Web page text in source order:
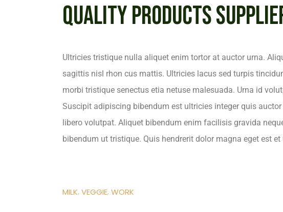
QUALITY PRODUCTS
Ultricies tristique nulla aliquet enim tortor at auctor urna.
sagittis nisl rhon cus mattis. Ultricies lacus sed turpis
morbi tristique senectus etia netuse malesuada. Urna id
Suscipit adipiscing bibendum est ultricies integer quis
libero volutpat. Aliquet bibendum enim facilisis gravida
bibendum ut tristique. Quis hendrerit dolor magna eget est et
MILK VEGGIE WORK